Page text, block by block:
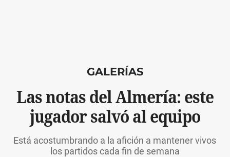
GALERÍAS
Las notas del Almería: este
jugador salvó al equipo
Está acostumbrando a la afición a mantener vivos
los partidos cada fin de semana